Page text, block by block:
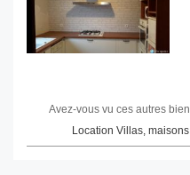
Avez-vous vu ces autres
Location Villas,